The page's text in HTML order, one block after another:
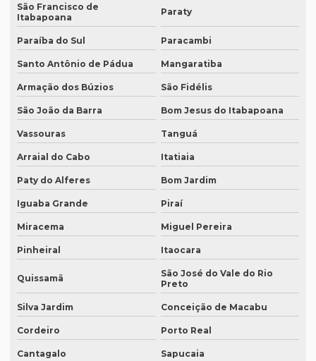
Empresa que traduz textos jurídicos
Empresa que traduz textos jurídicos em campinas
Empresa que traduz textos jurídicos em fortaleza
Empresa que transcreve áudios
Empresa de revisão de textos em espanhol
Empresa de revisão de textos em francês
Empresa de revisão de textos em português
Empresa de revisão de textos técnicos
Empresa de tradução de artigos
Empresa de tradução de artigos em fortaleza
Empresa de tradução de artigos em inglês
Empresa de tradução de artigos no rio de janeiro
São Francisco de
Itabapoana
Paraty
Paraíba do Sul Paracambi
Santo Antônio de Pádua Mangaratiba
Armação dos Búzios São Fidélis
São João da Barra Bom Jesus do Itabapoana
Vassouras Tanguá
Arraial do Cabo Itatiaia
Paty do Alferes Bom Jardim
Iguaba Grande Piraí
Miracema Miguel Pereira
Pinheiral Itaocara
Quissamã
São José do Vale do Rio
Preto
Silva Jardim Conceição de Macabu
Cordeiro Porto Real
Cantagalo Sapucaia